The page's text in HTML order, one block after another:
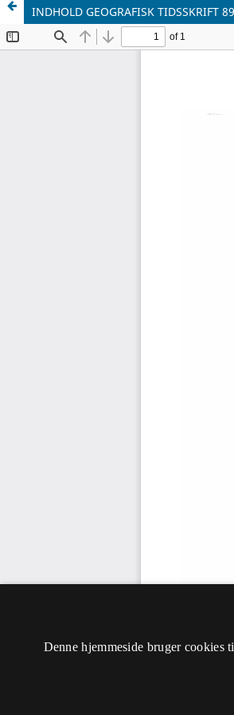
INDHOLD GEOGRAFISK TIDSSKRIFT
Denne hjemmeside bruger cookies